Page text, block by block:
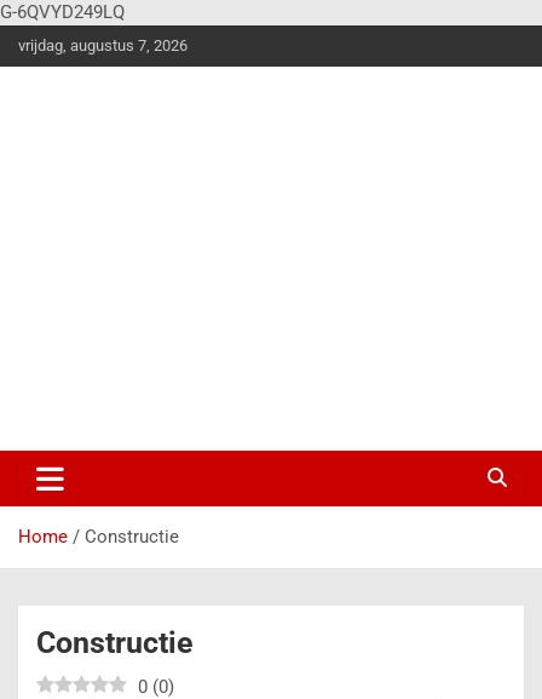
G-6QVYD249LQ
vrijdag, augustus 7, 2026
Home Constructie
Constructie
0 (0)